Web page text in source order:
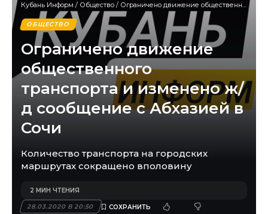
Кубань Информ / Общество / Ограничено движение общественного транспорта и изменено ж/д сообщение с Абхазией в Сочи
ОБЩЕСТВО
Ограничено движение
общественного
транспорта и изменено ж/
д сообщение с Абхазией в
Сочи
Количество транспорта на городских
маршрутах сокращено вполовину
28.03.2020 В 20:50
2 МИН ЧТЕНИЯ